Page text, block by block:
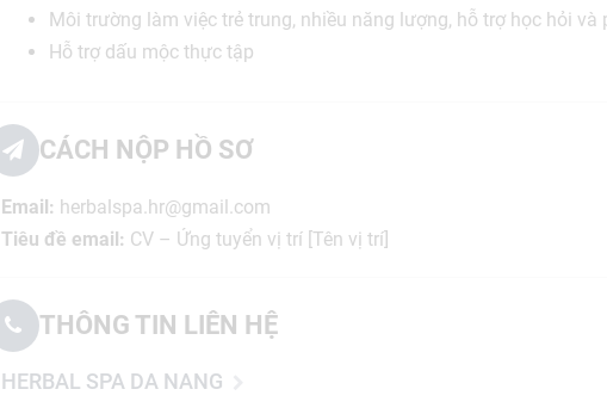
Môi trường làm việc trẻ trung, nhiều năng lượng, hỗ trợ học hỏi và
Hỗ trợ dấu mộc thực tập
CÁCH NỘP HỒ SƠ
Email: herbalspa.hr@gmail.com
Tiêu đề email: CV – Ứng tuyển vị trí [Tên vị trí]
THÔNG TIN LIÊN HỆ
HERBAL SPA DA NANG